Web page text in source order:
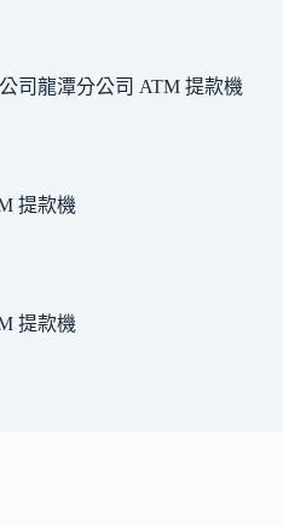
司龍潭分公司 ATM 提款機
提款機
提款機